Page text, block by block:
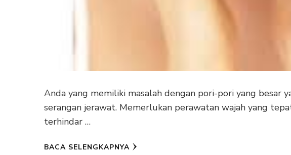
Anda yang memiliki masalah dengan pori-pori yang besar
serangan jerawat. Memerlukan perawatan wajah yang
terhindar …
BACA SELENGKAPNYA